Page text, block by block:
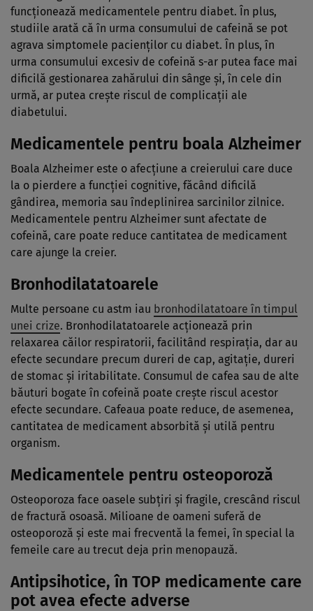
funcționează medicamentele pentru diabet. În plus,
studiile arată că în urma consumului de cafeină se pot
agrava simptomele pacienților cu diabet. În plus, în
urma consumului excesiv de cofeină s-ar putea face mai
dificilă gestionarea zahărului din sânge și, în cele din
urmă, ar putea crește riscul de complicații ale
diabetului.
Medicamentele pentru boala Alzheimer
Boala Alzheimer este o afecțiune a creierului care duce
la o pierdere a funcției cognitive, făcând dificilă
gândirea, memoria sau îndeplinirea sarcinilor zilnice.
Medicamentele pentru Alzheimer sunt afectate de
cofeină, care poate reduce cantitatea de medicament
care ajunge la creier.
Bronhodilatatoarele
Multe persoane cu astm iau bronhodilatatoare în timpul
unei crize. Bronhodilatatoarele acționează prin
relaxarea căilor respiratorii, facilitând respirația, dar au
efecte secundare precum dureri de cap, agitație, dureri
de stomac și iritabilitate. Consumul de cafea sau de alte
băuturi bogate în cofeină poate crește riscul acestor
efecte secundare. Cafeaua poate reduce, de asemenea,
cantitatea de medicament absorbită și utilă pentru
organism.
Medicamentele pentru osteoporoză
Osteoporoza face oasele subțiri și fragile, crescând riscul
de fractură osoasă. Milioane de oameni suferă de
osteoporoză și este mai frecventă la femei, în special la
femeile care au trecut deja prin menopauză.
Antipsihotice, în TOP medicamente care
pot avea efecte adverse